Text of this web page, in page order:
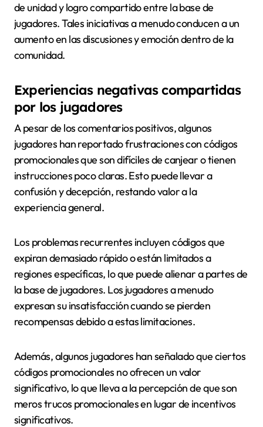
de unidad y logro compartido entre la base de
jugadores. Tales iniciativas a menudo conducen a un
aumento en las discusiones y emoción dentro de la
comunidad.
Experiencias negativas compartidas
por los jugadores
A pesar de los comentarios positivos, algunos
jugadores han reportado frustraciones con códigos
promocionales que son difíciles de canjear o tienen
instrucciones poco claras. Esto puede llevar a
confusión y decepción, restando valor a la
experiencia general.
Los problemas recurrentes incluyen códigos que
expiran demasiado rápido o están limitados a
regiones específicas, lo que puede alienar a partes de
la base de jugadores. Los jugadores a menudo
expresan su insatisfacción cuando se pierden
recompensas debido a estas limitaciones.
Además, algunos jugadores han señalado que ciertos
códigos promocionales no ofrecen un valor
significativo, lo que lleva a la percepción de que son
meros trucos promocionales en lugar de incentivos
significativos.